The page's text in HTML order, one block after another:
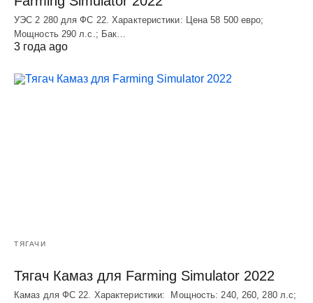
УЭC 2 280 для ФС 22. Характеристики: Цена 58 500 евро;
Мощность 290 л.с.; Бак…
3 года ago
ТЯГАЧИ
Тягач Камаз для Farming Simulator 2022
Камаз для ФС 22. Характеристики: Мощность: 240, 260, 280 л.с;